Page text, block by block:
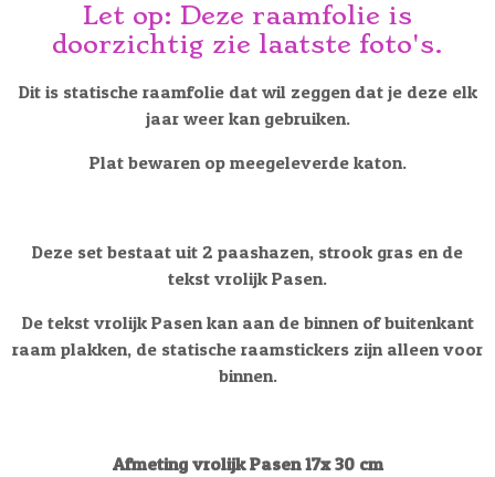
Let op: Deze raamfolie is
doorzichtig zie laatste foto's.
Dit is statische raamfolie dat wil zeggen dat je deze elk
jaar weer kan gebruiken.
Plat bewaren op meegeleverde katon.
Deze set bestaat uit 2 paashazen, strook gras en de
tekst vrolijk Pasen.
De tekst vrolijk Pasen kan aan de binnen of buitenkant
raam plakken, de statische raamstickers zijn alleen voor
binnen.
Afmeting vrolijk Pasen 17x 30 cm